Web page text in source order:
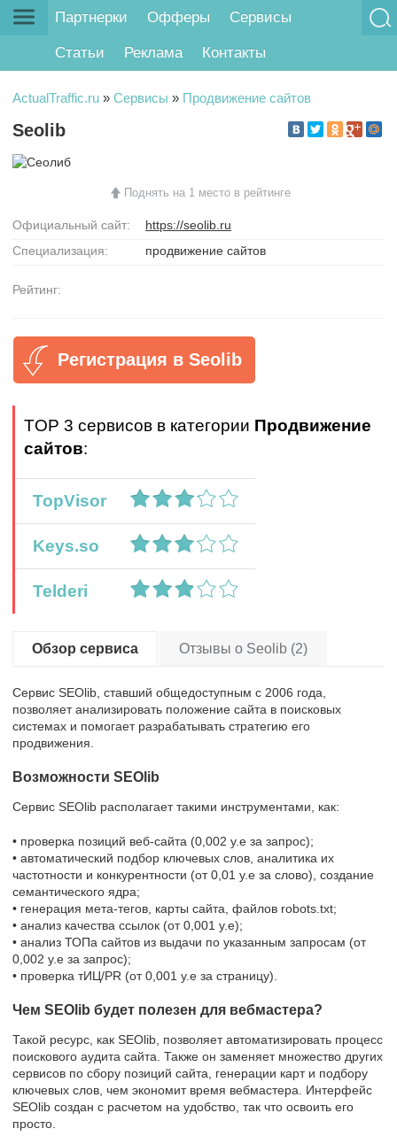
Партнерки Офферы Сервисы
Статьи Реклама Контакты
ActualTraffic.ru » Сервисы » Продвижение сайтов
Seolib
Поднять на 1 место в рейтинге
Официальный сайт:
https://seolib.ru
Специализация:
продвижение сайтов
Рейтинг:
Регистрация в Seolib
TOP 3 сервисов в категории Продвижение
сайтов:
TopVisor
Keys.so
Telderi
Обзор сервиса Отзывы о Seolib (2)
Сервис SEOlib, ставший общедоступным с 2006 года,
позволяет анализировать положение сайта в поисковых
системах и помогает разрабатывать стратегию его
продвижения.
Возможности SEOlib
Сервис SEOlib располагает такими инструментами, как:
• проверка позиций веб-сайта (0,002 у.е за запрос);
• автоматический подбор ключевых слов, аналитика их
частотности и конкурентности (от 0,01 у.е за слово), создание
семантического ядра;
• генерация мета-тегов, карты сайта, файлов robots.txt;
• анализ качества ссылок (от 0,001 у.е);
• анализ ТОПа сайтов из выдачи по указанным запросам (от
0,002 у.е за запрос);
• проверка тИЦ/PR (от 0,001 у.е за страницу).
Чем SEOlib будет полезен для вебмастера?
Такой ресурс, как SEOlib, позволяет автоматизировать процесс
поискового аудита сайта. Также он заменяет множество других
сервисов по сбору позиций сайта, генерации карт и подбору
ключевых слов, чем экономит время вебмастера. Интерфейс
SEOlib создан с расчетом на удобство, так что освоить его
просто.